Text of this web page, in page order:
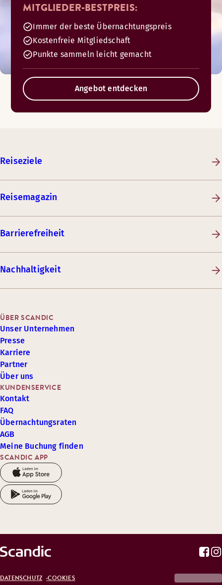
MITGLIEDER-BESTPREIS:
Immer der beste Übernachtungspreis
Kostenfreie Mitgliedschaft
Punkte sammeln leicht gemacht
Angebot entdecken
Reiseziele
Reisemagazin
Barrierefreiheit
Nachhaltigkeit
SCANDIC APP
KUNDENSERVICE
Kontakt
FAQ
Übernachtungsraten
AGB
Meine Buchung finden
ÜBER SCANDIC
Unser Unternehmen
Presse
Karriere
Partner
Über uns
DATENSCHUTZ COOKIES